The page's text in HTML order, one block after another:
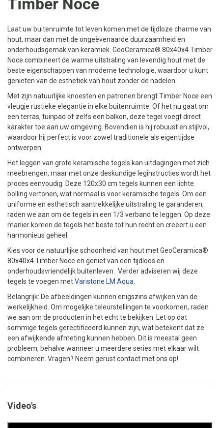
Timber Noce
Laat uw buitenruimte tot leven komen met de tijdloze charme van
hout, maar dan met de ongeëvenaarde duurzaamheid en
onderhoudsgemak van keramiek. GeoCeramica® 80x40x4 Timber
Noce combineert de warme uitstraling van levendig hout met de
beste eigenschappen van moderne technologie, waardoor u kunt
genieten van de esthetiek van hout zonder de nadelen.
Met zijn natuurlijke knoesten en patronen brengt Timber Noce een
vleugje rustieke elegantie in elke buitenruimte. Of het nu gaat om
een terras, tuinpad of zelfs een balkon, deze tegel voegt direct
karakter toe aan uw omgeving. Bovendien is hij robuust en stijlvol,
waardoor hij perfect is voor zowel traditionele als eigentijdse
ontwerpen.
Het leggen van grote keramische tegels kan uitdagingen met zich
meebrengen, maar met onze deskundige leginstructies wordt het
proces eenvoudig. Deze 120x30 cm tegels kunnen een lichte
bolling vertonen, wat normaal is voor keramische tegels. Om een
uniforme en esthetisch aantrekkelijke uitstraling te garanderen,
raden we aan om de tegels in een 1/3 verband te leggen. Op deze
manier komen de tegels het beste tot hun recht en creëert u een
harmonieus geheel.
Kies voor de natuurlijke schoonheid van hout met GeoCeramica®
80x40x4 Timber Noce en geniet van een tijdloos en
onderhoudsvriendelijk buitenleven. Verder adviseren wij deze
tegels te voegen metVaristone LM Aqua.
Belangrijk: De afbeeldingen kunnen enigszins afwijken van de
werkelijkheid. Om mogelijke teleurstellingen te voorkomen, raden
we aan om de producten in het echt te bekijken. Let op dat
sommige tegels gerectificeerd kunnen zijn, wat betekent dat ze
een afwijkende afmeting kunnen hebben. Dit is meestal geen
probleem, behalve wanneer u meerdere series met elkaar wilt
combineren. Vragen? Neem gerust contact met ons op!
Video's